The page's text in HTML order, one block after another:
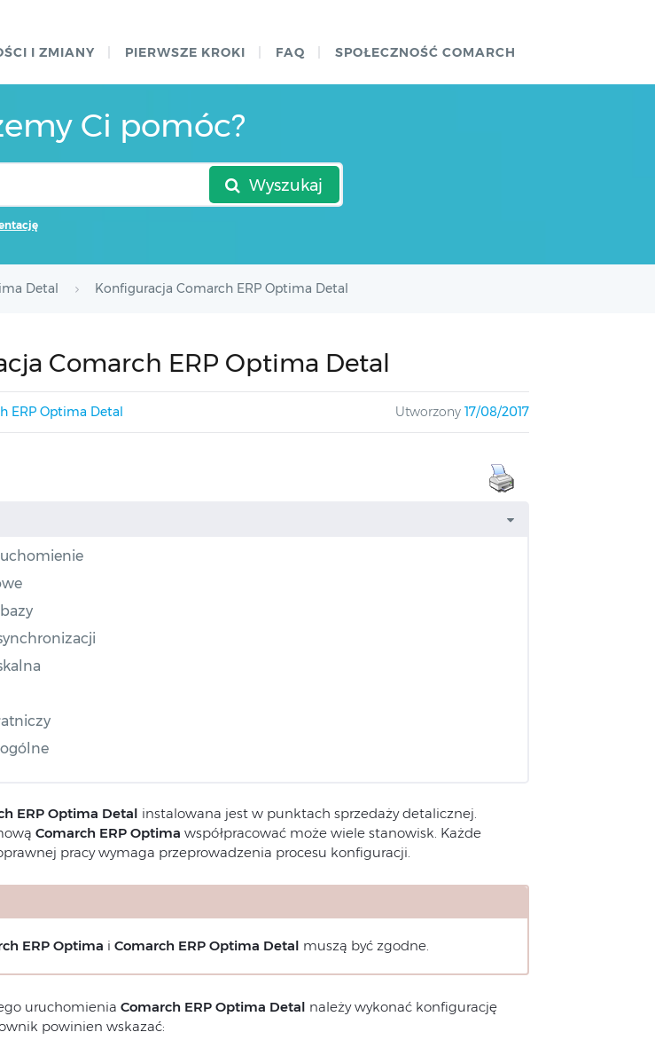
I ZMIANY PIERWSZE KROKI FAQ SPOŁECZNOŚĆ COMARCH
Ci pomóc?
Wyszukaj
Detal Konfiguracja Comarch ERP Optima Detal
Comarch ERP Optima Detal
ERP Optima Detal Utworzony 17/08/2017
ERP Optima Detal instalowana jest w punktach sprzedaży detalicznej.
Comarch ERP Optima współpracować może wiele stanowisk. Każde
pracy wymaga przeprowadzenia procesu konfiguracji.
ERP Optima i Comarch ERP Optima Detal muszą być zgodne.
uruchomienia Comarch ERP Optima Detal należy wykonać konfigurację
powinien wskazać: